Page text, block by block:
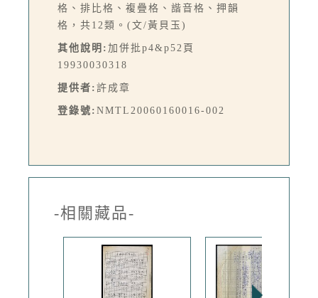
格、排比格、複疊格、諧音格、押韻
格，共12類。(文/黃貝玉)
其他說明: 加併批p4&p52頁
19930030318
提供者: 許成章
登錄號: NMTL20060160016-002
-相關藏品-